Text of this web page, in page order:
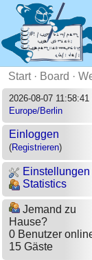
Start· Board ·
2026-08-07 11:58:41
Europe/Berlin
Einloggen
(Registrieren)
Einstellungen
Statistics
Jemand zu
Hause?
0 Benutzer
15 Gäste